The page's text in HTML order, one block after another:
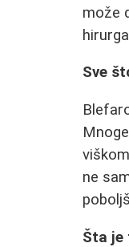
može
Sve
ne
Šta je